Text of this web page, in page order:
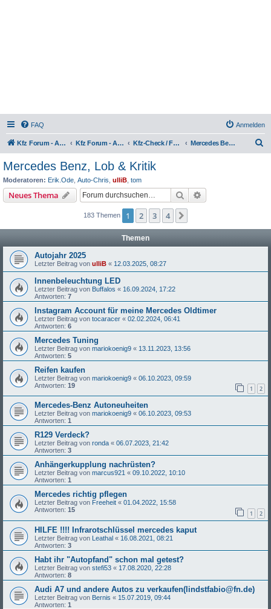
FAQ Anmelden
Kfz Forum - Auto, Motorrad und LKW Kfz Forum - Auto, Motorrad und LKW Kfz-Check / Fahrzeugbewertung / Lob & Tadel / Berichte & Erfahrungen Mercedes Benz, Lob & Kritik
Mercedes Benz, Lob & Kritik
Moderatoren: Erik.Ode Auto-Chris ulliB tom
Neues Thema Suche
183 Themen 1 2 3 4
Themen
Autojahr 2025
Letzter Beitrag von ulliB « 12.03.2025, 08:27
Innenbeleuchtung LED
Letzter Beitrag von Buffalos « 16.09.2024, 17:22
Antworten: 7
Instagram Account für meine Mercedes Oldtimer
Letzter Beitrag von tocaracer « 02.02.2024, 06:41
Antworten: 6
Mercedes Tuning
Letzter Beitrag von mariokoenig9 « 13.11.2023, 13:56
Antworten: 5
Reifen kaufen
Letzter Beitrag von mariokoenig9 « 06.10.2023, 09:59
Antworten: 19 1 2
Mercedes-Benz Autoneuheiten
Letzter Beitrag von mariokoenig9 « 06.10.2023, 09:53
Antworten: 1
R129 Verdeck?
Letzter Beitrag von ronda « 06.07.2023, 21:42
Antworten: 3
Anhängerkupplung nachrüsten?
Letzter Beitrag von marcus921 « 09.10.2022, 10:10
Antworten: 1
Mercedes richtig pflegen
Letzter Beitrag von Freeheit « 01.04.2022, 15:58
Antworten: 15 1 2
HILFE !!!! Infrarotschlüssel mercedes kaput
Letzter Beitrag von Leathal « 16.08.2021, 08:21
Antworten: 3
Habt ihr "Autopfand" schon mal getest?
Letzter Beitrag von stefi53 « 17.08.2020, 22:28
Antworten: 8
Audi A7 und andere Autos zu verkaufen(lindstfabio@fn.de)
Letzter Beitrag von Bernis « 15.07.2019, 09:44
Antworten: 1